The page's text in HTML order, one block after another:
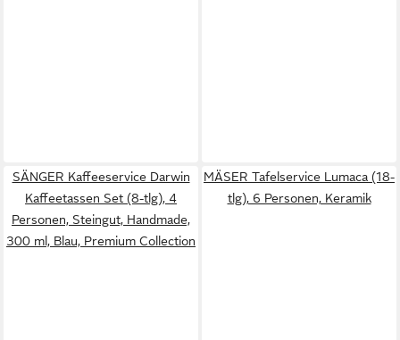
SÄNGER Kaffeeservice Darwin
Kaffeetassen Set (8-tlg), 4
Personen, Steingut, Handmade,
300 ml, Blau, Premium Collection
MÄSER Tafelservice Lumaca (18-
tlg), 6 Personen, Keramik